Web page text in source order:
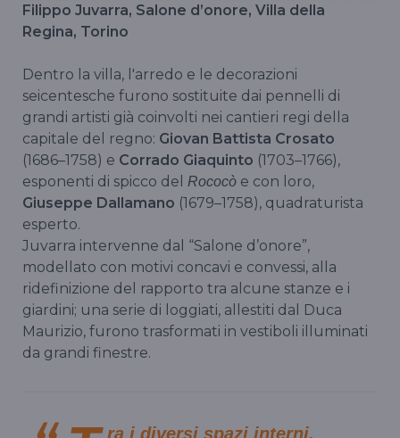
Filippo Juvarra, Salone d’onore, Villa della
Regina, Torino
Dentro la villa, l'arredo e le decorazioni
seicentesche furono sostituite dai pennelli di
grandi artisti già coinvolti nei cantieri regi della
capitale del regno: Giovan Battista Crosato
(1686–1758) e Corrado Giaquinto (1703–1766),
esponenti di spicco del
Rococò e con loro,
Giuseppe Dallamano (1679–1758), quadraturista
esperto.
Juvarra intervenne dal “Salone d’onore”,
modellato con motivi concavi e convessi, alla
ridefinizione del rapporto tra alcune stanze e i
giardini; una serie di loggiati, allestiti dal Duca
Maurizio, furono trasformati in vestiboli illuminati
da grandi finestre.
ra i diversi spazi interni,